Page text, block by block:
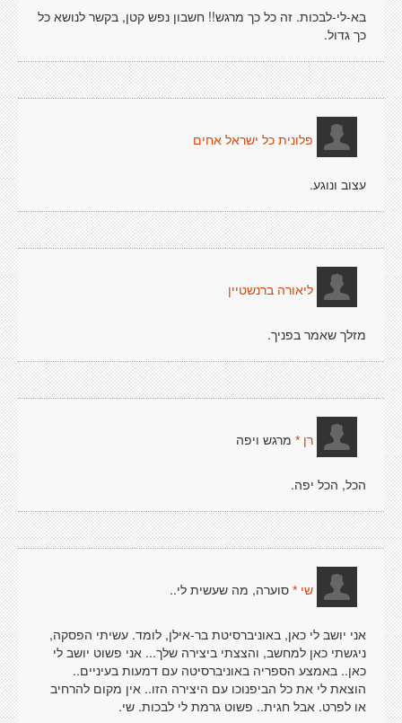
בא-לי-לבכות. זה כל כך מרגש!! חשבון נפש קטן, בקשר לנושא כל
כך גדול.
פלונית כל ישראל אחים
עצוב ונוגע.
ליאורה ברנשטיין
מזלך שאמר בפניך.
רן * מרגש ויפה
הכל, הכל יפה.
שי * סוערה, מה שעשית לי..
אני יושב לי כאן, באוניברסיטת בר-אילן, לומד. עשיתי הפסקה,
ניגשתי כאן למחשב, והצצתי ביצירה שלך... אני פשוט יושב לי
כאן.. באמצע הספריה באוניברסיטה עם דמעות בעיניים..
הוצאת לי את כל הביפנוכו עם היצירה הזו.. אין מקום להרחיב
או לפרט. אבל חגית.. פשוט גרמת לי לבכות. שי.